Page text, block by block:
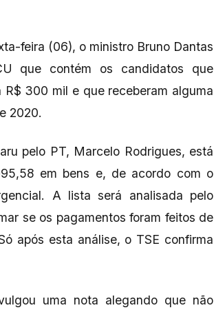
feira (06), o ministro Bruno Dantas
que contém os candidatos que
300 mil e que receberam alguma
2020.
pelo PT, Marcelo Rodrigues, está
em bens e, de acordo com o
A lista será analisada pelo
se os pagamentos foram feitos de
após esta análise, o TSE confirma
uma nota alegando que ​não